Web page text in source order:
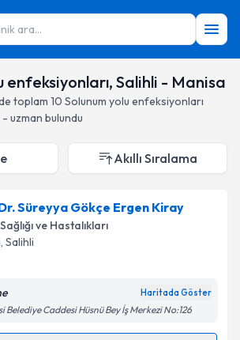
ara...
enfeksiyonları, Salihli - Manisa
toplam 10 Solunum yolu enfeksiyonları
uzman bulundu
Akıllı Sıralama
Süreyya Gökçe Ergen Kiray
ve Hastalıkları
, Salihli
Haritada Göster
Caddesi Hüsnü Bey İş Merkezi No:126